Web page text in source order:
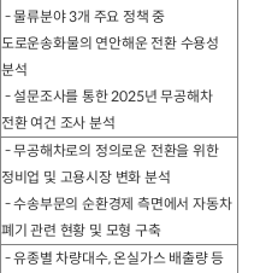
- 물류분야 3개 주요 정책 중
도로운송화물의 연안해운 전환 수용성
분석
- 설문조사를 통한 2025년 무공해차
전환 여건 조사 분석
- 무공해차로의 정의로운 전환을 위한
정비업 및 고용시장 변화 분석
- 수송부문의 순환경제 측면에서 자동차
폐기 관련 현황 및 모형 구축
- 유종별 차량대수, 온실가스 배출량 등